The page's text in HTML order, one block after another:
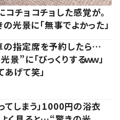
コチョコチョした感覚が。
の光景に「無事でよかった」
指定席を予約したら…
”に「びっくりするｗｗ」
あげて笑」
てしまう」1000円の浴衣